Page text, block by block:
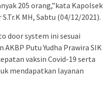
205 orang,”kata Kapolsek
MH, Sabtu (04/12/2021).
door system ini sesuai
Putu Yudha Prawira SIK
vaksin Covid-19 serta
mendapatkan layanan